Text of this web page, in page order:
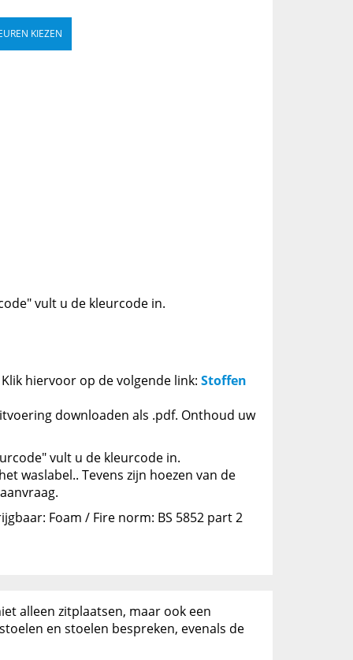
KIEZEN
vult u de kleurcode in.
hiervoor op de volgende link: Stoffen
downloaden als .pdf. Onthoud uw
vult u de kleurcode in.
waslabel.. Tevens zijn hoezen van de
Foam / Fire norm: BS 5852 part 2
alleen zitplaatsen, maar ook een
en stoelen bespreken, evenals de